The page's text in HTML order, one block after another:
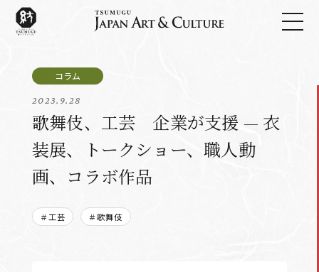
2023.9.28
歌舞伎、工芸 企業が支援 — 衣
装展、トークショー、職人動
画、コラボ作品
＃工芸 ＃歌舞伎